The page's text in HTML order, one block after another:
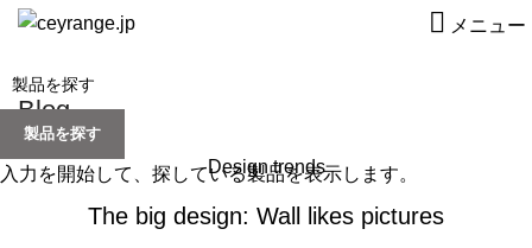
メニュー
Blog
Design trends
The big design: Wall likes pictures
製品を探す
入力を開始して、探している製品を表示します。